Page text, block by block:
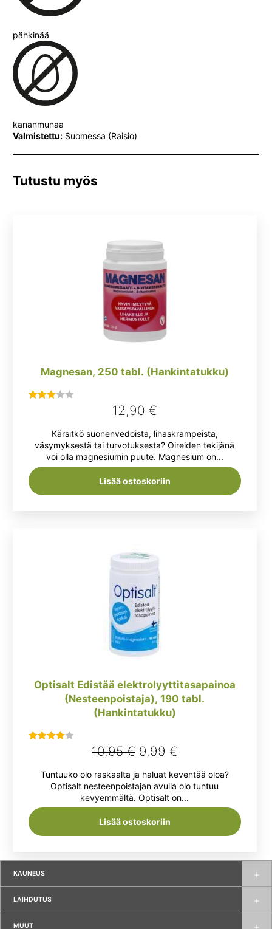
KAUNEUS
LAIHDUTUS
MUUT
pähkinää
kananmunaa
Valmistettu: Suomessa (Raisio)
Tutustu myös
Magnesan, 250 tabl. (Hankintatukku)
/ 5
12,90 €
Kärsitkö suonenvedoista, lihaskrampeista,
väsymyksestä tai turvotuksesta? Oireiden tekijänä
voi olla magnesiumin puute. Magnesium on...
Lisää ostoskoriin
Optisalt Edistää elektrolyyttitasapainoa
(Nesteenpoistaja), 190 tabl.
(Hankintatukku)
4.00/ 5
10,95€ Alkuperäinen
hinta
oli:
10,95 €.
9,99 €Nykyinen
hinta
on:
9,99 €.
Tuntuuko olo raskaalta ja haluat keventää oloa?
Optisalt nesteenpoistajan avulla olo tuntuu
kevyemmältä. Optisalt on...
Lisää ostoskoriin